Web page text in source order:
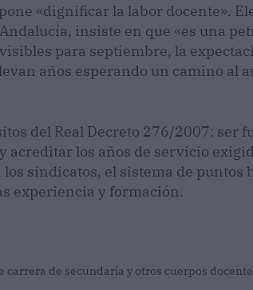
«dignificar la labor docente».
insiste en que «es una
para septiembre, la
años esperando un camino al
del Real Decreto 276/2007: ser
acreditar los años de servicio
sindicatos, el sistema de puntos
experiencia y formación.
carrera de secundaria y otros cuerpos